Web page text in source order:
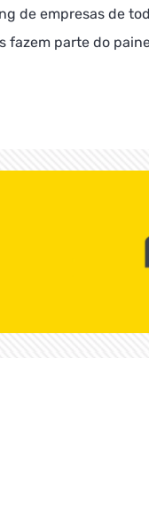
de empresas de
fazem parte do